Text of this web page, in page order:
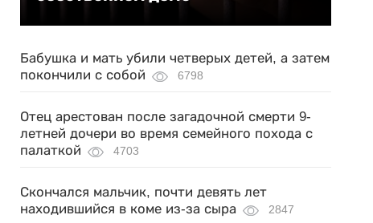
Бабушка и мать убили четверых детей, а затем
покончили с собой
6798
Отец арестован после загадочной смерти 9-
летней дочери во время семейного похода с
палаткой
4703
Скончался мальчик, почти девять лет
находившийся в коме из-за сыра
2847